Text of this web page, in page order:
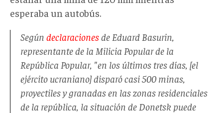
esperaba un autobús.
Según declaracionesde Eduard Basurin,
representante de la Milicia Popular de la
República Popular, "en los últimos tres días, [el
ejército ucraniano] disparó casi 500 minas,
proyectiles y granadas en las zonas residenciales
de la república, la situación de Donetsk puede